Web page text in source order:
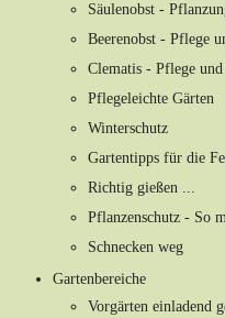
Säulenobst -
Beerenobst - Pflege
Clematis - Pflege
Pflegeleichte Gärten
Winterschutz
Gartentipps für die
Richtig gießen ...
Pflanzenschutz - So
Schnecken weg
Gartenbereiche
Vorgärten einladend